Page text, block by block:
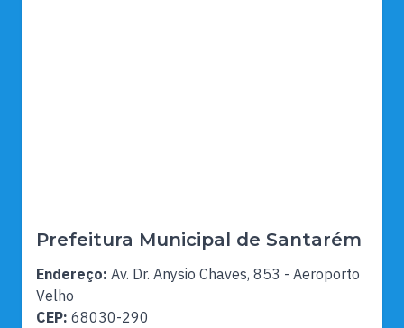
Prefeitura Municipal de Santarém
Endereço: Av. Dr. Anysio Chaves, 853 - Aeroporto
Velho
CEP: 68030-290